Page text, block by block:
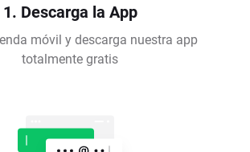
1. Descarga la App
móvil y descarga nuestra app
totalmente gratis